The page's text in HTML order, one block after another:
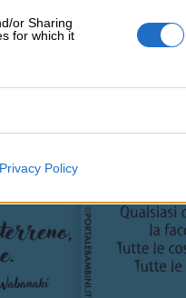
or Sharing
for which it
Privacy Policy
una casa sopra.
duro.
ce lo restituisce.